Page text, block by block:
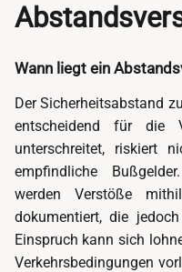
Wann liegt ein
Der Sicherheitsabstand
entscheidend für die
unterschreitet, riskiert
empfindliche
werden Verstöße
dokumentiert, die
Einspruch kann sich
Verkehrsbedingungen